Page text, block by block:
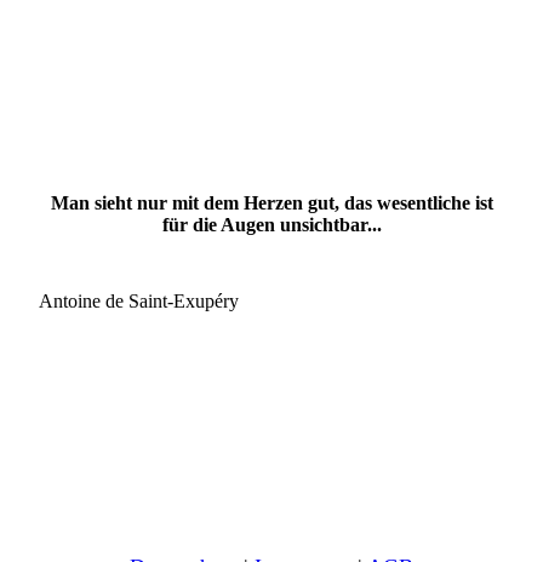
Man sieht nur mit dem Herzen gut, das wesentliche ist
für die Augen unsichtbar...
Antoine de Saint-Exupéry